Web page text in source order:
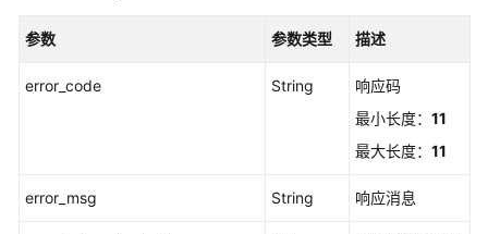
参数 参数类型 描述
error_code String
响应码
最小长度： 11
最大长度： 11
error_msg String 响应消息